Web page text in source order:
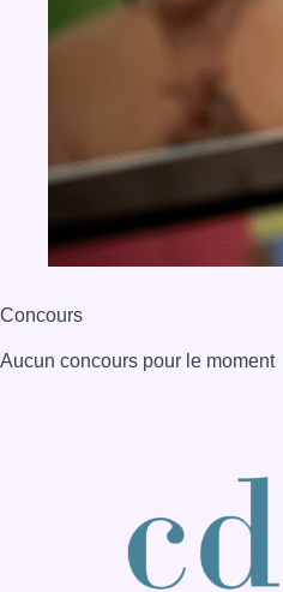
Concours
Aucun concours pour le moment